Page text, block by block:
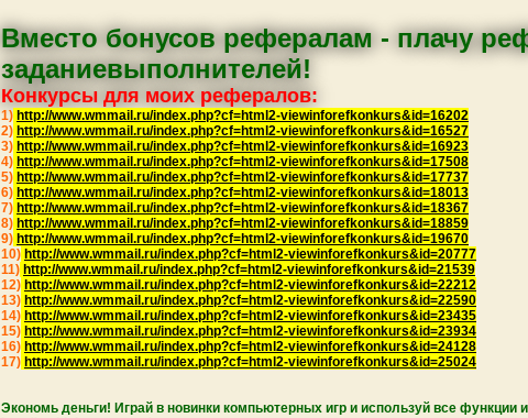
Вместо бонусов рефералам - плачу
заданиевыполнителей!
Конкурсы для моих рефералов:
1) http://www.wmmail.ru/index.php?cf=html2-viewinforefkonkurs&id=16202
2) http://www.wmmail.ru/index.php?cf=html2-viewinforefkonkurs&id=16527
3) http://www.wmmail.ru/index.php?cf=html2-viewinforefkonkurs&id=16923
4) http://www.wmmail.ru/index.php?cf=html2-viewinforefkonkurs&id=17508
5) http://www.wmmail.ru/index.php?cf=html2-viewinforefkonkurs&id=17737
6) http://www.wmmail.ru/index.php?cf=html2-viewinforefkonkurs&id=18013
7) http://www.wmmail.ru/index.php?cf=html2-viewinforefkonkurs&id=18367
8) http://www.wmmail.ru/index.php?cf=html2-viewinforefkonkurs&id=18859
9) http://www.wmmail.ru/index.php?cf=html2-viewinforefkonkurs&id=19670
10) http://www.wmmail.ru/index.php?cf=html2-viewinforefkonkurs&id=20777
11) http://www.wmmail.ru/index.php?cf=html2-viewinforefkonkurs&id=21539
12) http://www.wmmail.ru/index.php?cf=html2-viewinforefkonkurs&id=22212
13) http://www.wmmail.ru/index.php?cf=html2-viewinforefkonkurs&id=22590
14) http://www.wmmail.ru/index.php?cf=html2-viewinforefkonkurs&id=23435
15) http://www.wmmail.ru/index.php?cf=html2-viewinforefkonkurs&id=23934
16) http://www.wmmail.ru/index.php?cf=html2-viewinforefkonkurs&id=24128
17) http://www.wmmail.ru/index.php?cf=html2-viewinforefkonkurs&id=25024
Экономь деньги! Играй в новинки компьютерных игр и используй все